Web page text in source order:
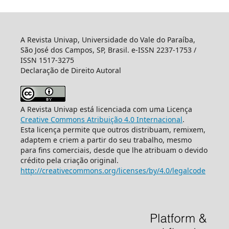
A Revista Univap, Universidade do Vale do Paraíba,
São José dos Campos, SP, Brasil. e-ISSN 2237-1753 /
ISSN 1517-3275
Declaração de Direito Autoral
A Revista Univap está licenciada com uma Licença
Creative Commons Atribuição 4.0 Internacional.
Esta licença permite que outros distribuam, remixem,
adaptem e criem a partir do seu trabalho, mesmo
para fins comerciais, desde que lhe atribuam o devido
crédito pela criação original.
http://creativecommons.org/licenses/by/4.0/legalcode